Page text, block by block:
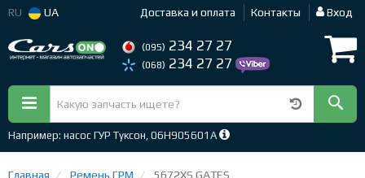
RU UA Доставка и оплата Контакты Вход
(095) 234 27 27
(068) 234 27 27
Например: насос ГУР Туксон, 06H905601A
Главная Ремень ГРМ 5672XS GATES